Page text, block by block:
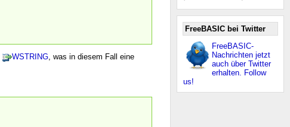
FreeBASIC bei Twitter
FreeBASIC-
Nachrichten jetzt
auch über Twitter
erhalten. Follow
us!
WSTRING, was in diesem Fall eine